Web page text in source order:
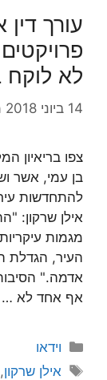
עורך
לא לוקח
14 ביוני 2018
צפו בריאיון
בן עמי, אשר
אילן שרקון:
מגמות
העיר, הגדלת
אדמה."
אף אחד לא …
קטגוריות
וידאו
תגיות
אילן שרקון,